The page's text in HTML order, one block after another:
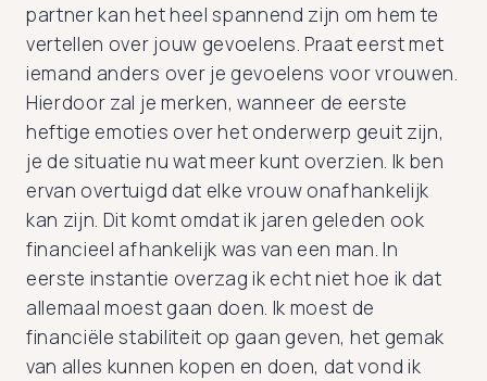
partner kan het heel spannend zijn om hem te
vertellen over jouw gevoelens. Praat eerst met
iemand anders over je gevoelens voor vrouwen.
Hierdoor zal je merken, wanneer de eerste
heftige emoties over het onderwerp geuit zijn,
je de situatie nu wat meer kunt overzien. Ik ben
ervan overtuigd dat elke vrouw onafhankelijk
kan zijn. Dit komt omdat ik jaren geleden ook
financieel afhankelijk was van een man. In
eerste instantie overzag ik echt niet hoe ik dat
allemaal moest gaan doen. Ik moest de
financiële stabiliteit op gaan geven, het gemak
van alles kunnen kopen en doen, dat vond ik